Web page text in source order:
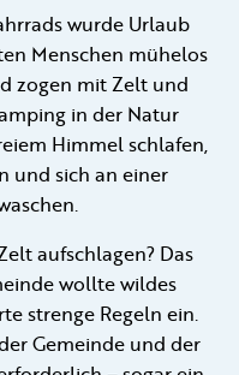
wurde Urlaub
Menschen mühelos
zogen mit Zelt und
in der Natur
Himmel schlafen,
und sich an einer
aufschlagen? Das
wollte wildes
strenge Regeln ein.
Gemeinde und der